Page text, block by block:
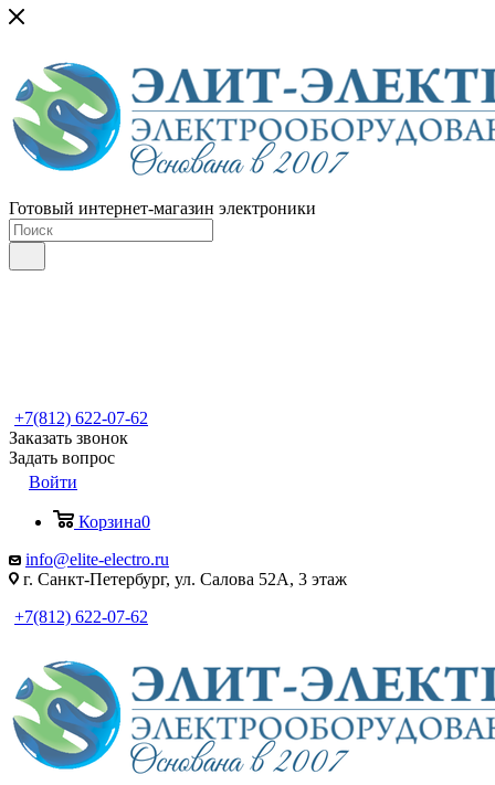
Готовый интернет-магазин электроники
+7(812) 622-07-62
Заказать звонок
Задать вопрос
Войти
Корзина0
info@elite-electro.ru
г. Санкт-Петербург, ул. Салова 52А, 3 этаж
+7(812) 622-07-62